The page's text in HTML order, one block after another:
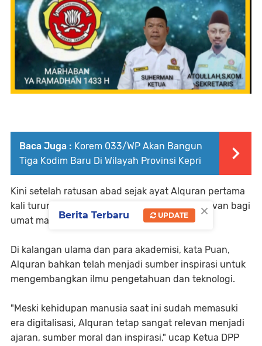
Baca Juga : Korem 033/WP Akan Bangun
Tiga Kodim Baru Di Wilayah Provinsi Kepri
Kini setelah ratusan abad sejak ayat Alquran pertama
kali turun ke bumi, isinya pun tetap masih relevan bagi
umat manusia.
Di kalangan ulama dan para akademisi, kata Puan,
Alquran bahkan telah menjadi sumber inspirasi untuk
mengembangkan ilmu pengetahuan dan teknologi.
"Meski kehidupan manusia saat ini sudah memasuki
era digitalisasi, Alquran tetap sangat relevan menjadi
ajaran, sumber moral dan inspirasi," ucap Ketua DPP
×
Berita Terbaru UPDATE